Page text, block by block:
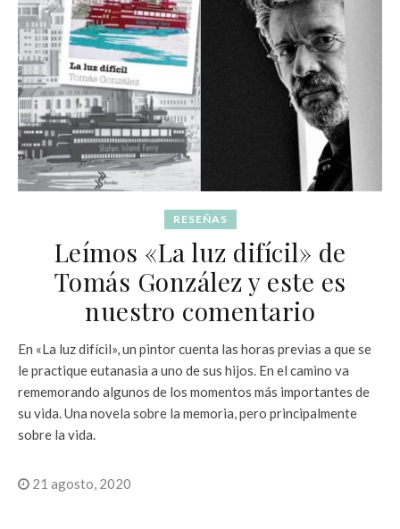
RESEÑAS
Leímos «La luz difícil» de
Tomás González y este es
nuestro comentario
En «La luz difícil», un pintor cuenta las horas previas a que se
le practique eutanasia a uno de sus hijos. En el camino va
rememorando algunos de los momentos más importantes de
su vida. Una novela sobre la memoria, pero principalmente
sobre la vida.
21 agosto, 2020